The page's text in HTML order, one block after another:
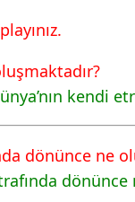
kendi
dönünce ne